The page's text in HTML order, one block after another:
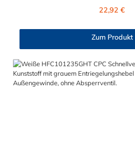
bar Max. Betriebstemperatur: -40 °C bis 138
und HFC57-Serie
Regulärer
22,92 €
Zum Produkt